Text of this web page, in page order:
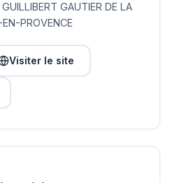
GAUTIER DE LA
PROVENCE
Visiter le site